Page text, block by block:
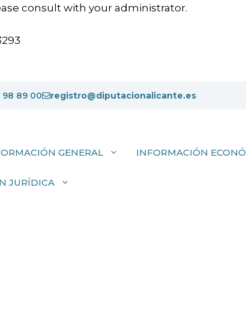
consult with your administrator.
98 89 00 registro@diputacionalicante.es
GENERAL INFORMACIÓN
JURÍDICA